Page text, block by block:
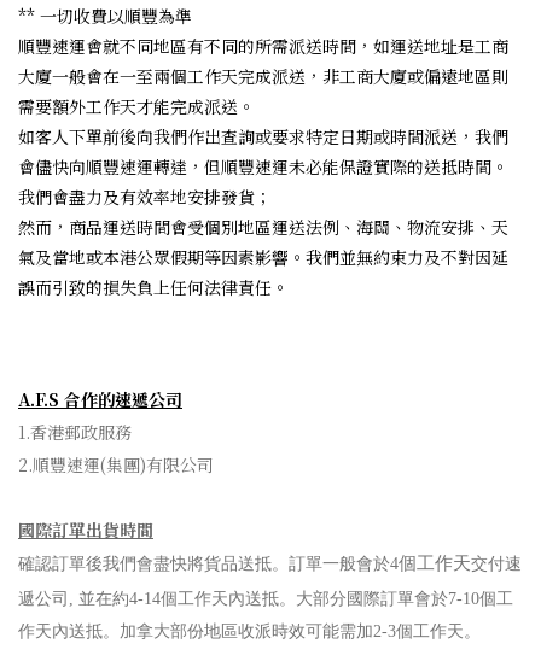
** 一切收費以順豐為準
順豐速運會就不同地區有不同的所需派送時間，如運送地址是工商
大廈一般會在一至兩個工作天完成派送，非工商大廈或偏遠地區則
需要額外工作天才能完成派送。
如客人下單前後向我們作出查詢或要求特定日期或時間派送，我們
會儘快向順豐速運轉達，但順豐速運未必能保證實際的送抵時間。
我們會盡力及有效率地安排發貨；
然而，商品運送時間會受個別地區運送法例、海關、物流安排、天
氣及當地或本港公眾假期等因素影響。我們並無約束力及不對因延
誤而引致的損失負上任何法律責任。
A.F.S 合作的速遞公司
1.香港郵政服務
2.順豐速運(集團)有限公司
國際訂單出貨時間
確認訂單後我們會盡快將貨品送抵。訂單一般會於4個工作天交付速
遞公司, 並在約4-14個工作天內送抵。大部分國際訂單會於7-10個工
作天內送抵。加拿大部份地區收派時效可能需加2-3個工作天。